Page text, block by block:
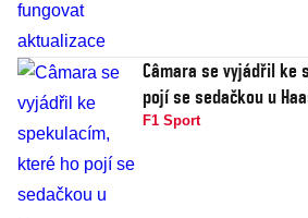
Câmara se vyjádřil ke
pojí se sedačkou u
F1 Sport